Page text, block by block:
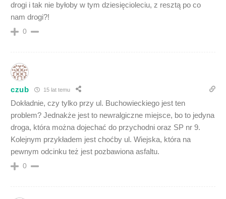
drogi i tak nie byłoby w tym dziesięcioleciu, z resztą po co
nam drogi?!
0
czub 15 lat temu
Dokładnie, czy tylko przy ul. Buchowieckiego jest ten
problem? Jednakże jest to newralgiczne miejsce, bo to jedyna
droga, która można dojechać do przychodni oraz SP nr 9.
Kolejnym przykładem jest choćby ul. Wiejska, która na
pewnym odcinku też jest pozbawiona asfaltu.
0